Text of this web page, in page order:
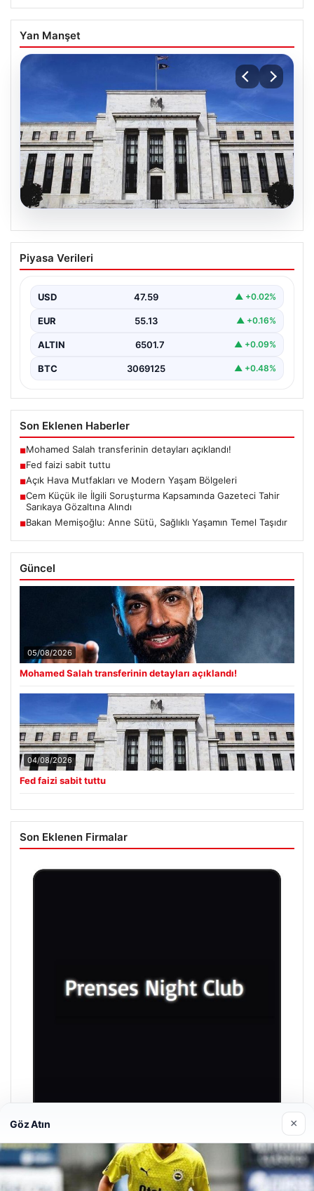
Yan Manşet
Fed faizi sabit tuttu
Piyasa Verileri
USD 47.59 ▲ +0.02%
EUR 55.13 ▲ +0.16%
ALTIN 6501.7 ▲ +0.09%
BTC 3069125 ▲ +0.48%
Son Eklenen Haberler
■Mohamed Salah transferinin detayları açıklandı!
■Fed faizi sabit tuttu
■Açık Hava Mutfakları ve Modern Yaşam Bölgeleri
■Cem Küçük ile İlgili Soruşturma Kapsamında Gazeteci Tahir
Sarıkaya Gözaltına Alındı
■Bakan Memişoğlu: Anne Sütü, Sağlıklı Yaşamın Temel Taşıdır
Güncel
05/08/2026
Mohamed Salah transferinin detayları açıklandı!
04/08/2026
Fed faizi sabit tuttu
Son Eklenen Firmalar
Prenses Night Club
29/04/2026
Göz Atın ×